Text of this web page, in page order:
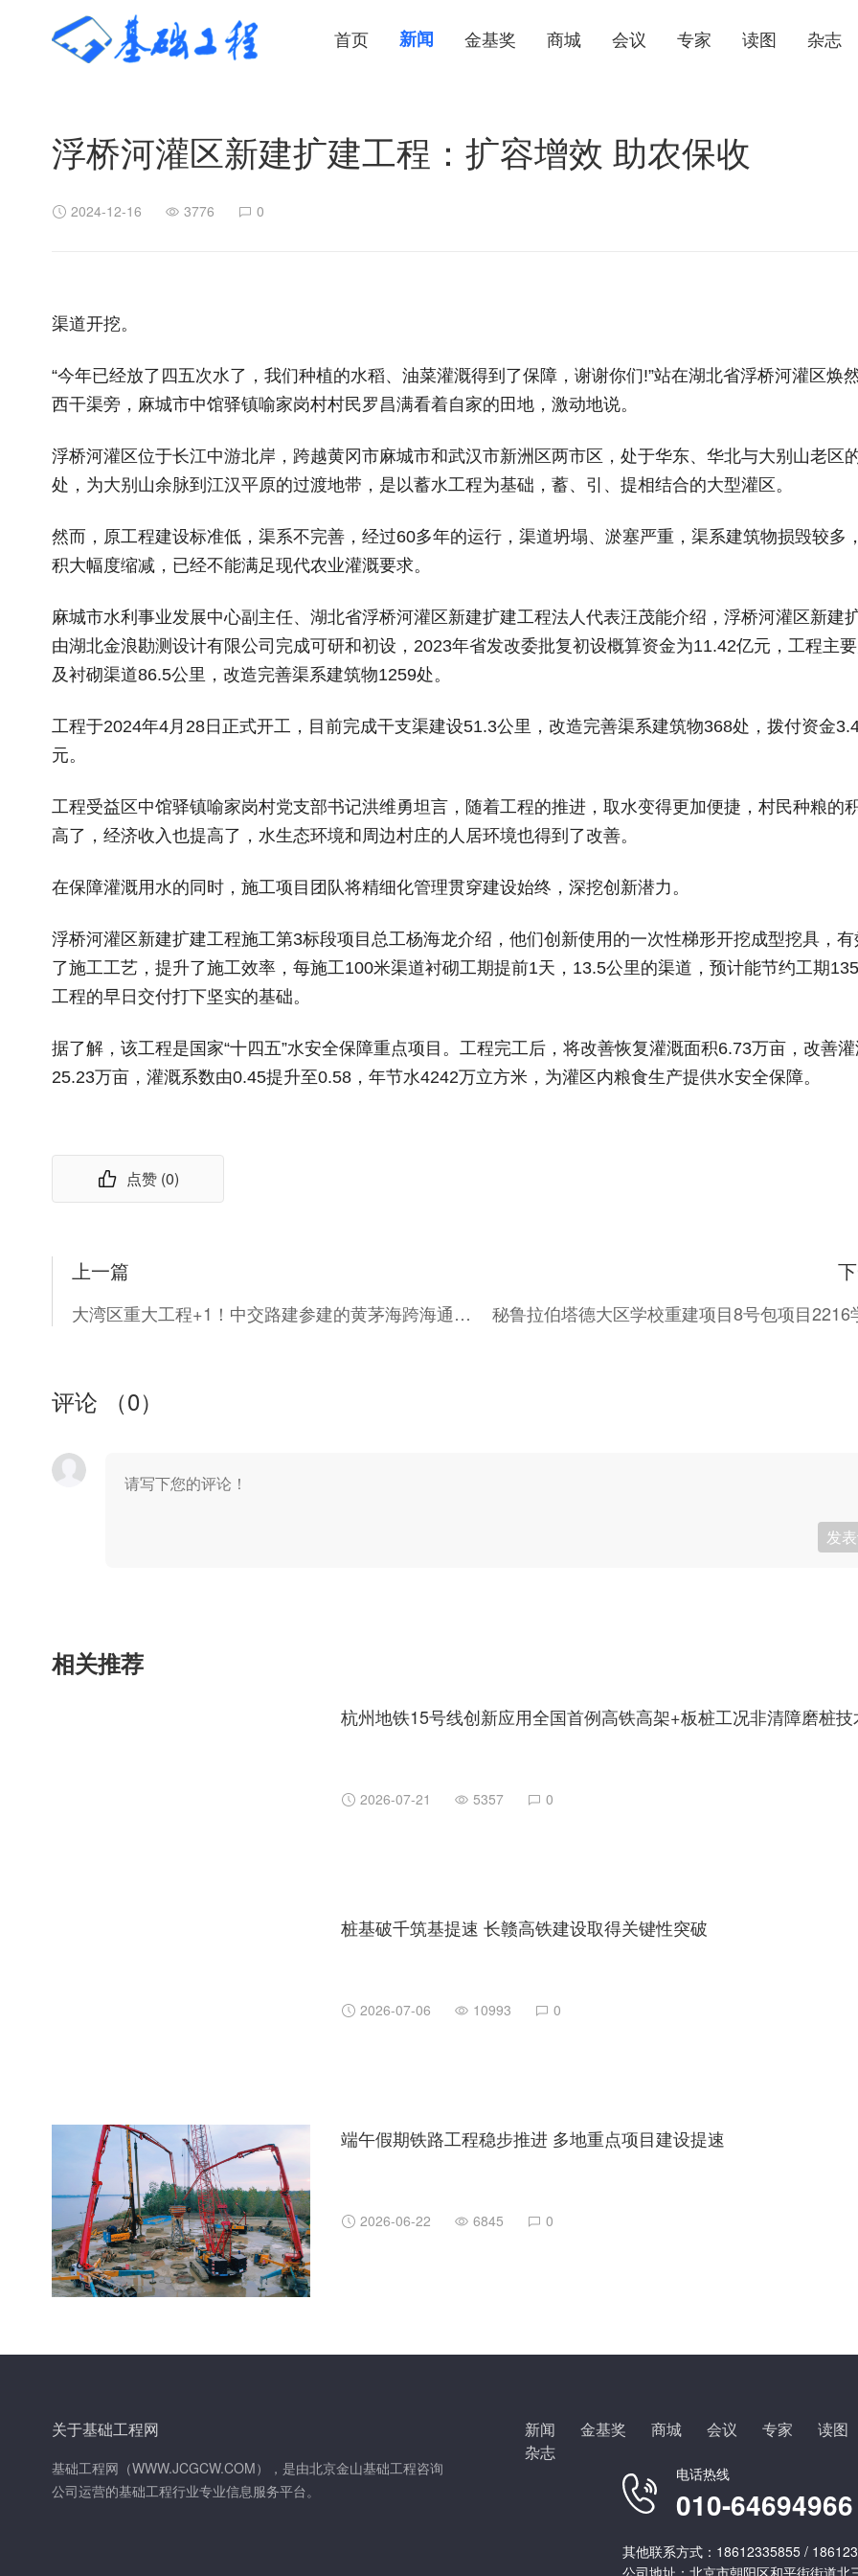
首页 新闻 金基奖 商城 会议 专家 读图 杂志
浮桥河灌区新建扩建工程：扩容增效 助农保收
2024-12-16 3776 0
渠道开挖。
“今年已经放了四五次水了，我们种植的水稻、油菜灌溉得到了保障，谢谢你们!”站在湖北省浮桥河灌区焕
西干渠旁，麻城市中馆驿镇喻家岗村村民罗昌满看着自家的田地，激动地说。
浮桥河灌区位于长江中游北岸，跨越黄冈市麻城市和武汉市新洲区两市区，处于华东、华北与大别山老区
处，为大别山余脉到江汉平原的过渡地带，是以蓄水工程为基础，蓄、引、提相结合的大型灌区。
然而，原工程建设标准低，渠系不完善，经过60多年的运行，渠道坍塌、淤塞严重，渠系建筑物损毁较多
积大幅度缩减，已经不能满足现代农业灌溉要求。
麻城市水利事业发展中心副主任、湖北省浮桥河灌区新建扩建工程法人代表汪茂能介绍，浮桥河灌区新建
由湖北金浪勘测设计有限公司完成可研和初设，2023年省发改委批复初设概算资金为11.42亿元，工程主
及衬砌渠道86.5公里，改造完善渠系建筑物1259处。
工程于2024年4月28日正式开工，目前完成干支渠建设51.3公里，改造完善渠系建筑物368处，拨付资金
元。
工程受益区中馆驿镇喻家岗村党支部书记洪维勇坦言，随着工程的推进，取水变得更加便捷，村民种粮的
高了，经济收入也提高了，水生态环境和周边村庄的人居环境也得到了改善。
在保障灌溉用水的同时，施工项目团队将精细化管理贯穿建设始终，深挖创新潜力。
浮桥河灌区新建扩建工程施工第3标段项目总工杨海龙介绍，他们创新使用的一次性梯形开挖成型挖具，
了施工工艺，提升了施工效率，每施工100米渠道衬砌工期提前1天，13.5公里的渠道，预计能节约工期
工程的早日交付打下坚实的基础。
据了解，该工程是国家“十四五”水安全保障重点项目。工程完工后，将改善恢复灌溉面积6.73万亩，改善
25.23万亩，灌溉系数由0.45提升至0.58，年节水4242万立方米，为灌区内粮食生产提供水安全保障。
点赞 (0)
上一篇
大湾区重大工程+1！中交路建参建的黄茅海跨海通道项目建成通车
评论 （0）
发
相关推荐
杭州地铁15号线创新应用全国首例高铁高架+板桩工况非清障磨桩技
2026-07-21 5357 0
桩基破千筑基提速 长赣高铁建设取得关键性突破
2026-07-06 10993 0
端午假期铁路工程稳步推进 多地重点项目建设提速
2026-06-22 6845 0
关于基础工程网
基础工程网（WWW.JCGCW.COM），是由北京金山基础工程咨询
公司运营的基础工程行业专业信息服务平台。
新闻 金基奖 商城 会议 专家
读图
杂志
电话热线
010-64694966
其他联系方式：18612335855 /
公司地址：北京市朝阳区和平街街道